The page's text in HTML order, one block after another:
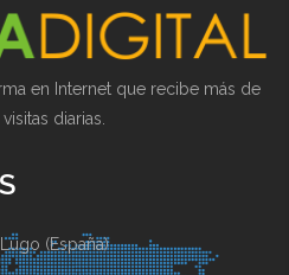
en Internet que recibe más de
diarias.
(España)